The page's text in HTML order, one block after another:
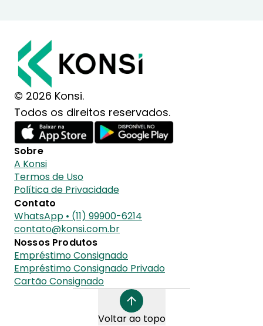
© 2026 Konsi.
Todos os direitos reservados.
Sobre
A Konsi
Termos de Uso
Política de Privacidade
Contato
WhatsApp • (11) 99900-6214
contato@konsi.com.br
Nossos Produtos
Empréstimo Consignado
Empréstimo Consignado Privado
Cartão Consignado
Voltar ao topo